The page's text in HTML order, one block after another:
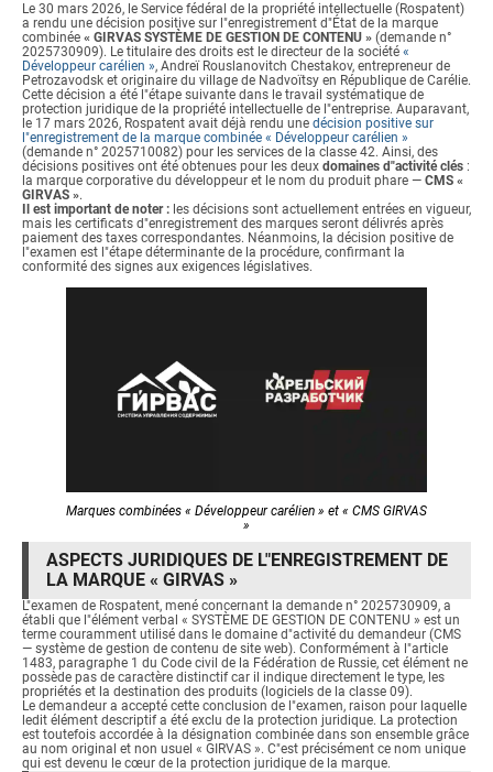
Le 30 mars 2026, le Service fédéral de la propriété intellectuelle (Rospatent)
a rendu une décision positive sur l"enregistrement d"État de la marque
combinée « GIRVAS SYSTÈME DE GESTION DE CONTENU » (demande n°
2025730909). Le titulaire des droits est le directeur de la société «
Développeur carélien », Andreï Rouslanovitch Chestakov, entrepreneur de
Petrozavodsk et originaire du village de Nadvoïtsy en République de Carélie.
Cette décision a été l"étape suivante dans le travail systématique de
protection juridique de la propriété intellectuelle de l"entreprise. Auparavant,
le 17 mars 2026, Rospatent avait déjà rendu une décision positive sur
l"enregistrement de la marque combinée « Développeur carélien »
(demande n° 2025710082) pour les services de la classe 42. Ainsi, des
décisions positives ont été obtenues pour les deux domaines d"activité clés :
la marque corporative du développeur et le nom du produit phare — CMS «
GIRVAS ».
Il est important de noter : les décisions sont actuellement entrées en vigueur,
mais les certificats d"enregistrement des marques seront délivrés après
paiement des taxes correspondantes. Néanmoins, la décision positive de
l"examen est l"étape déterminante de la procédure, confirmant la
conformité des signes aux exigences législatives.
Marques combinées « Développeur carélien » et « CMS GIRVAS
»
ASPECTS JURIDIQUES DE L"ENREGISTREMENT DE
LA MARQUE « GIRVAS »
L"examen de Rospatent, mené concernant la demande n° 2025730909, a
établi que l"élément verbal « SYSTÈME DE GESTION DE CONTENU » est un
terme couramment utilisé dans le domaine d"activité du demandeur (CMS
— système de gestion de contenu de site web). Conformément à l"article
1483, paragraphe 1 du Code civil de la Fédération de Russie, cet élément ne
possède pas de caractère distinctif car il indique directement le type, les
propriétés et la destination des produits (logiciels de la classe 09).
Le demandeur a accepté cette conclusion de l"examen, raison pour laquelle
ledit élément descriptif a été exclu de la protection juridique. La protection
est toutefois accordée à la désignation combinée dans son ensemble grâce
au nom original et non usuel « GIRVAS ». C"est précisément ce nom unique
qui est devenu le cœur de la protection juridique de la marque.